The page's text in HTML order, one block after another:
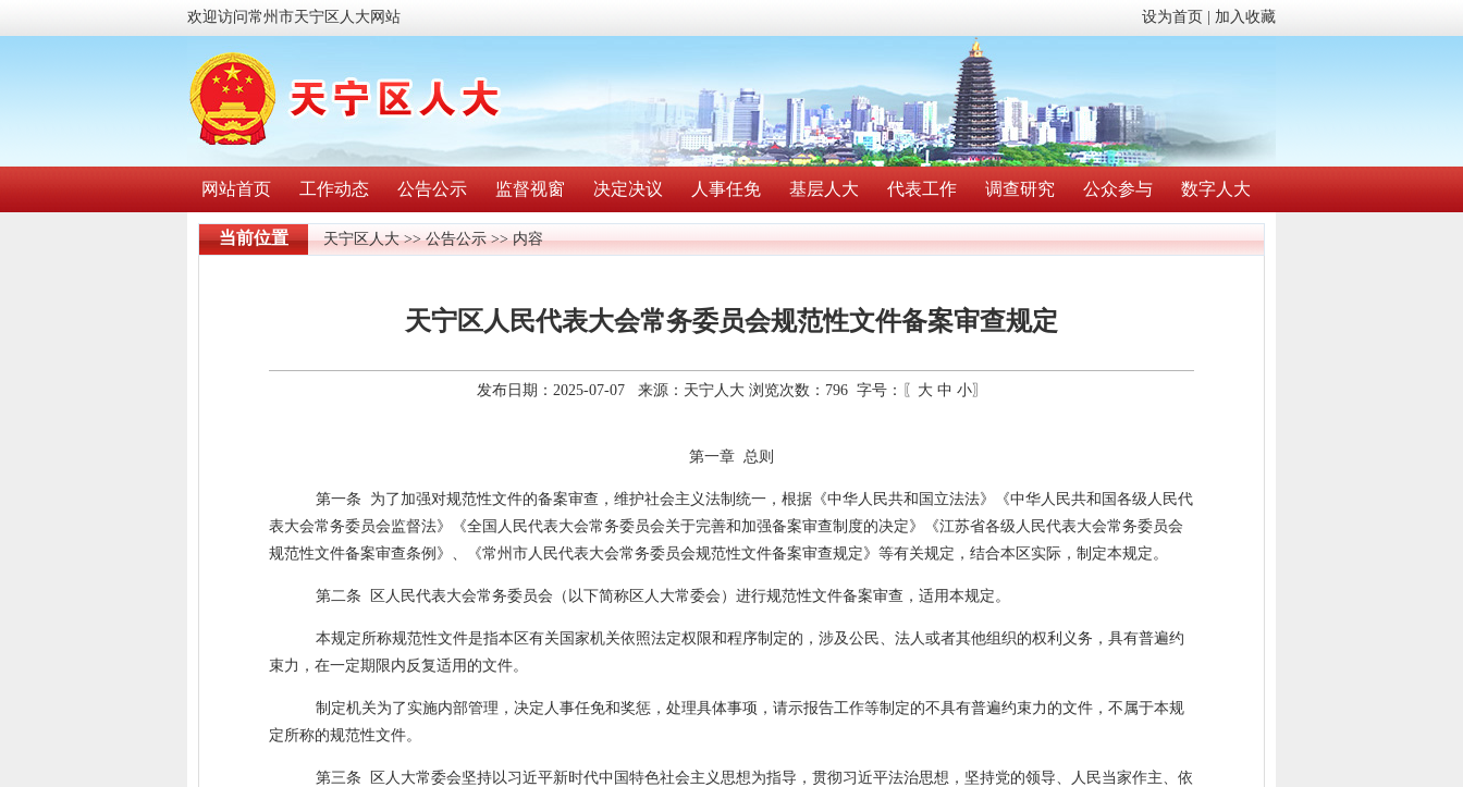
欢迎访问常州市天宁区人大网站 设为首页 加入收藏
网站首页 工作动态 公告公示 监督视窗 决定决议 人事任免 基层人大 代表工作 调查研究 公众参与 数字人大
当前位置 天宁区人大>>公告公示>> 内容
天宁区人民代表大会常务委员会规范性文件备案审查规定
发布日期：2025-07-07 来源：天宁人大 浏览次数： 796字号：〖 大 中 小〗
第一章 总则
第一条
为了加强对规范性文件的备案审查，维护社会主义法制统一，根据《中华人民共和国立法法》《中华人民共和国各级人民代
表大会常务委员会监督法》《全国人民代表大会常务委员会关于完善和加强备案审查制度的决定》《江苏省各级人民代表大会常务委员会
规范性文件备案审查条例》、《常州市人民代表大会常务委员会规范性文件备案审查规定》等有关规定，结合本区实际，制定本规定。
第二条 区人民代表大会常务委员会（以下简称区人大常委会）进行规范性文件备案审查，适用本规定。
本规定所称规范性文件是指本区有关国家机关依照法定权限和程序制定的，涉及公民、法人或者其他组织的权利义务，具有普遍约
束力，在一定期限内反复适用的文件。
制定机关为了实施内部管理，决定人事任免和奖惩，处理具体事项，请示报告工作等制定的不具有普遍约束力的文件，不属于本规
定所称的规范性文件。
第三条
区人大常委会坚持以习近平新时代中国特色社会主义思想为指导，贯彻习近平法治思想，坚持党的领导、人民当家作主、依